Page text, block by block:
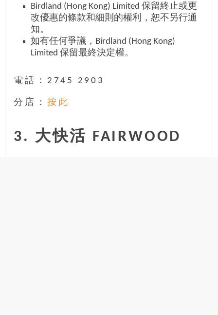
Birdland (Hong Kong) Limited 保留終止或更
改優惠的條款和細則的權利，恕不另行通
知。
如有任何爭議，Birdland (Hong Kong)
Limited 保留最終決定權。
電話：2745 2903
分店： 按此
3. 大快活 FAIRWOOD